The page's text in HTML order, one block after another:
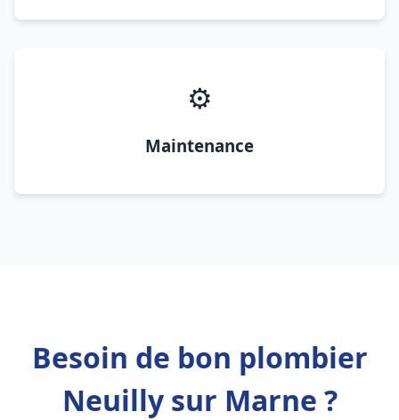
⚙️
Maintenance
Besoin de bon plombier
Neuilly sur Marne ?